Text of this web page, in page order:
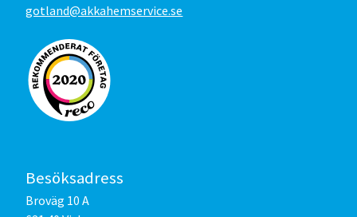
gotland@akkahemservice.se
Besöksadress
Broväg 10 A